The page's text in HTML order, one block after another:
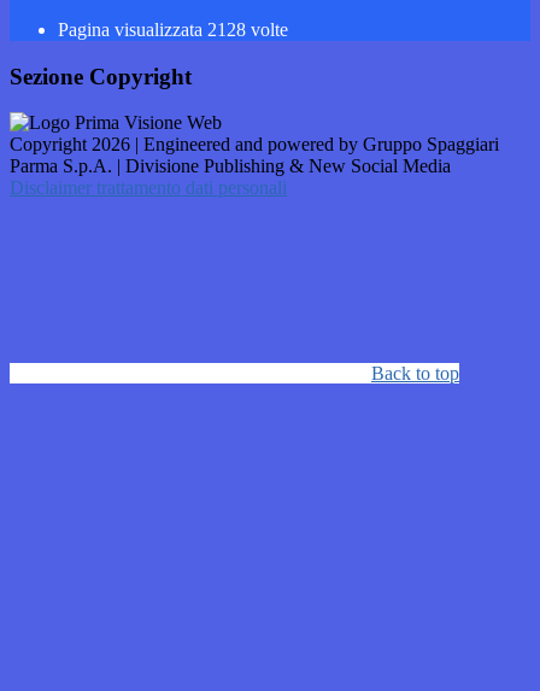
Pagina visualizzata 2128 volte
Sezione Copyright
Copyright 2026 | Engineered and powered by Gruppo Spaggiari
Parma S.p.A. | Divisione Publishing & New Social Media
Disclaimer trattamento dati personali
Back to top